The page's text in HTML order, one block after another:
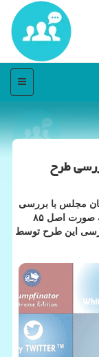
منو
طرح
مجلس با بررسی
طرح صیانت از حقوق کاربران در فضای مجازی به صورت اصل ۸۵
این طرح توسط